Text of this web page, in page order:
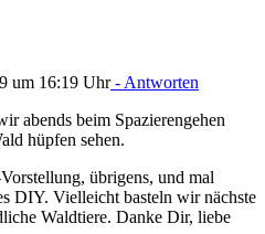
um 16:19 Uhr- Antworten
abends beim Spazierengehen
hüpfen sehen.
übrigens, und mal
DIY. Vielleicht basteln wir nächste
Waldtiere. Danke Dir, liebe